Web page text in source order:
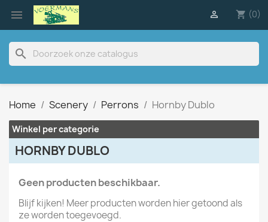
 shopping_cart (0)

search
Home Scenery Perrons Hornby Dublo
Winkel per categorie
HORNBY DUBLO
Geen producten beschikbaar.
Blijf kijken! Meer producten worden hier getoond als
ze worden toegevoegd.